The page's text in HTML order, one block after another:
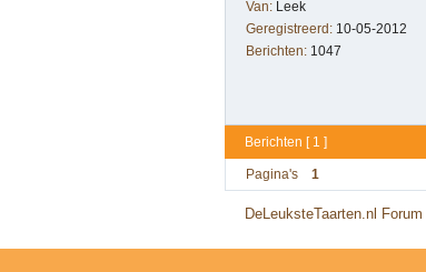
Van: Leek
Geregistreerd: 10-05-2012
Berichten: 1047
Berichten [ 1 ]
Pagina's 1
DeLeuksteTaarten.nl Forum